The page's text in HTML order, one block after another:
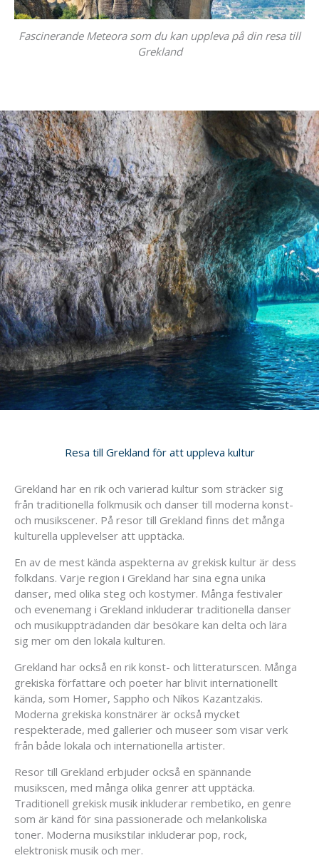
Fascinerande Meteora som du kan uppleva på din resa till
Grekland
Resa till Grekland för att uppleva kultur
Grekland har en rik och varierad kultur som sträcker sig
från traditionella folkmusik och danser till moderna konst-
och musikscener. På resor till Grekland finns det många
kulturella upplevelser att upptäcka.
En av de mest kända aspekterna av grekisk kultur är dess
folkdans. Varje region i Grekland har sina egna unika
danser, med olika steg och kostymer. Många festivaler
och evenemang i Grekland inkluderar traditionella danser
och musikuppträdanden där besökare kan delta och lära
sig mer om den lokala kulturen.
Grekland har också en rik konst- och litteraturscen. Många
grekiska författare och poeter har blivit internationellt
kända, som Homer, Sappho och Níkos Kazantzakis.
Moderna grekiska konstnärer är också mycket
respekterade, med gallerier och museer som visar verk
från både lokala och internationella artister.
Resor till Grekland erbjuder också en spännande
musikscen, med många olika genrer att upptäcka.
Traditionell grekisk musik inkluderar rembetiko, en genre
som är känd för sina passionerade och melankoliska
toner. Moderna musikstilar inkluderar pop, rock,
elektronisk musik och mer.